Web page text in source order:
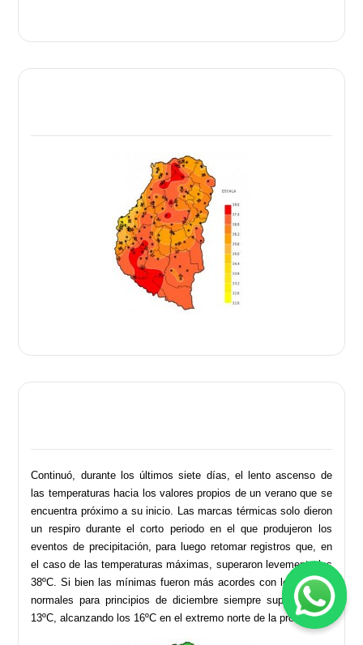
Continuó, durante los últimos siete días, el lento ascenso de
las temperaturas hacia los valores propios de un verano que se
encuentra próximo a su inicio. Las marcas térmicas solo dieron
un respiro durante el corto periodo en el que produjeron los
eventos de precipitación, para luego retomar registros que, en
el caso de las temperaturas máximas, superaron levemente los
38ºC. Si bien las mínimas fueron más acordes con los valores
normales para principios de diciembre siempre superaron los
13ºC, alcanzando los 16ºC en el extremo norte de la provincia.